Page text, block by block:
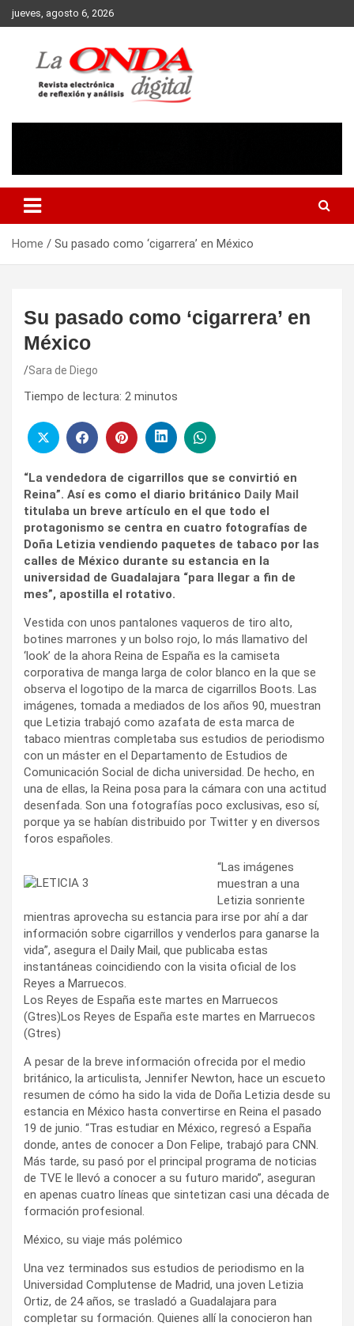
Skip
to
jueves, agosto 6, 2026
Home Su pasado como ‘cigarrera’ en México
Su pasado como ‘cigarrera’ en
México
Sara de Diego
Tiempo de lectura: 2 minutos
“La vendedora de cigarrillos que se convirtió en
Reina”. Así es como el diario británico Daily Mail
titulaba un breve artículo en el que todo el
protagonismo se centra en cuatro fotografías de
Doña Letizia vendiendo paquetes de tabaco por las
calles de México durante su estancia en la
universidad de Guadalajara “para llegar a fin de
mes”, apostilla el rotativo.
Vestida con unos pantalones vaqueros de tiro alto,
botines marrones y un bolso rojo, lo más llamativo del
‘look’ de la ahora Reina de España es la camiseta
corporativa de manga larga de color blanco en la que se
observa el logotipo de la marca de cigarrillos Boots. Las
imágenes, tomada a mediados de los años 90, muestran
que Letizia trabajó como azafata de esta marca de
tabaco mientras completaba sus estudios de periodismo
con un máster en el Departamento de Estudios de
Comunicación Social de dicha universidad. De hecho, en
una de ellas, la Reina posa para la cámara con una actitud
desenfada. Son una fotografías poco exclusivas, eso sí,
porque ya se habían distribuido por Twitter y en diversos
foros españoles.
“Las imágenes
muestran a una
Letizia sonriente
mientras aprovecha su estancia para irse por ahí a dar
información sobre cigarrillos y venderlos para ganarse la
vida”, asegura el Daily Mail, que publicaba estas
instantáneas coincidiendo con la visita oficial de los
Reyes a Marruecos.
Los Reyes de España este martes en Marruecos
(Gtres)Los Reyes de España este martes en Marruecos
(Gtres)
A pesar de la breve información ofrecida por el medio
británico, la articulista, Jennifer Newton, hace un escueto
resumen de cómo ha sido la vida de Doña Letizia desde su
estancia en México hasta convertirse en Reina el pasado
19 de junio. “Tras estudiar en México, regresó a España
donde, antes de conocer a Don Felipe, trabajó para CNN.
Más tarde, su pasó por el principal programa de noticias
de TVE le llevó a conocer a su futuro marido”, aseguran
en apenas cuatro líneas que sintetizan casi una década de
formación profesional.
México, su viaje más polémico
Una vez terminados sus estudios de periodismo en la
Universidad Complutense de Madrid, una joven Letizia
Ortiz, de 24 años, se trasladó a Guadalajara para
completar su formación. Quienes allí la conocieron han